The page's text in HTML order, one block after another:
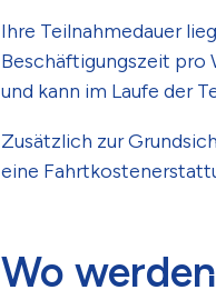
Ihre Teilnahmedauer
Beschäftigungszeit pro
und kann im Laufe der
Zusätzlich zur
eine
Wo